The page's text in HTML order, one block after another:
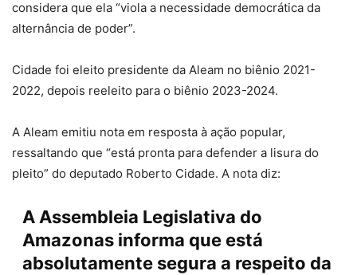
considera que ela “viola a necessidade democrática da
alternância de poder”.
Cidade foi eleito presidente da Aleam no biênio 2021-
2022, depois reeleito para o biênio 2023-2024.
A Aleam emitiu nota em resposta à ação popular,
ressaltando que “está pronta para defender a lisura do
pleito” do deputado Roberto Cidade. A nota diz:
A Assembleia Legislativa do
Amazonas informa que está
absolutamente segura a respeito da